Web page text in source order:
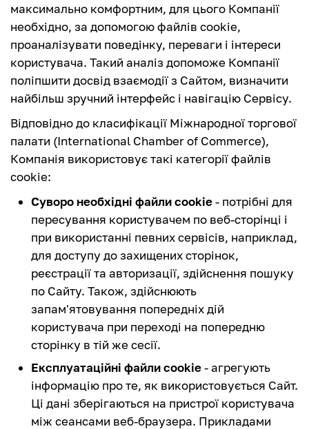
максимально комфортним, для цього Компанії
необхідно, за допомогою файлів cookie,
проаналізувати поведінку, переваги і інтереси
користувача. Такий аналіз допоможе Компанії
поліпшити досвід взаємодії з Сайтом, визначити
найбільш зручний інтерфейс і навігацію Сервісу.
Відповідно до класифікації Міжнародної торгової
палати (International Chamber of Commerce),
Компанія використовує такі категорії файлів
cookie:
Суворо необхідні файли cookie- потрібні для
пересування користувачем по веб-сторінці і
при використанні певних сервісів, наприклад,
для доступу до захищених сторінок,
реєстрації та авторизації, здійснення пошуку
по Сайту. Також, здійснюють
запам'ятовування попередніх дій
користувача при переході на попередню
сторінку в тій же сесії.
Експлуатаційні файли cookie- агрегують
інформацію про те, як використовується Сайт.
Ці дані зберігаються на пристрої користувача
між сеансами веб-браузера. Прикладами